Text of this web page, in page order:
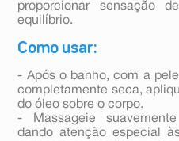
proporcionar sensação
equilíbrio.
Como usar:
- Após o banho, com a
completamente seca,
do óleo sobre o corpo.
- Massageie
dando atenção especial